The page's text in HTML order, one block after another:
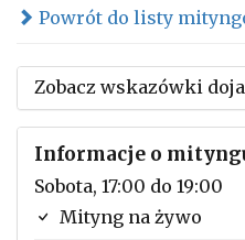
Powrót do listy
Zobacz wskazówki
Informacje o
Sobota, 17:00 do 19:00
Mityng na żywo